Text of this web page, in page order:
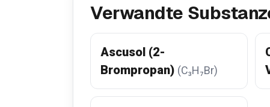
Verwandte
Ascusol (2-
Brompropan) (C₃H₇Br)